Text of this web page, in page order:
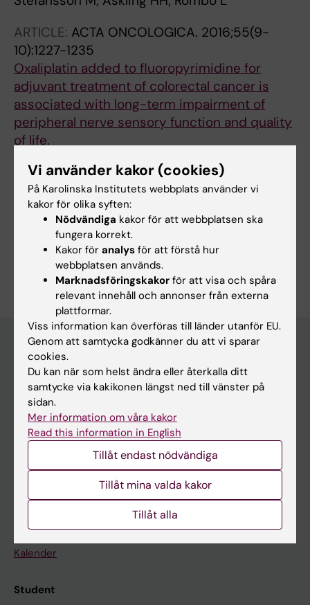
ARTICLE: ACTA ONCOLOGICA. 2016;55(9-
10):1227-1235
Oxaliplatin added to fluoropyrimidine for
adjuvant treatment of colorectal cancer is
associated with long-term impairment of
peripheral nerve sensory function and quality
of life.
Forskningsområden:
Epidemiologi
Är du Måns Stefansson?
Redigera din profil
Huvudmeny
Utbildning
Forskarutbildning
Forskning
Nyheter
Kalender
Student
Vi använder kakor (cookies)
På Karolinska Institutets webbplats använder vi
kakor för olika syften:
Nödvändiga kakor för att webbplatsen ska
fungera korrekt.
Kakor för analys för att förstå hur
webbplatsen används.
Marknadsföringskakor för att visa och spåra
relevant innehåll och annonser från externa
plattformar.
Viss information kan överföras till länder utanför EU.
Genom att samtycka godkänner du att vi sparar
cookies.
Du kan när som helst ändra eller återkalla ditt
samtycke via kakikonen längst ned till vänster på
sidan.
Mer information om våra kakor
Read this information in English
Tillåt endast nödvändiga
Tillåt mina valda kakor
Tillåt alla